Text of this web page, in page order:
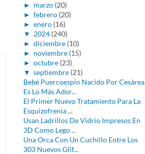
► marzo (20)
► febrero (20)
► enero (16)
▼ 2024 (240)
► diciembre (10)
► noviembre (15)
► octubre (23)
▼ septiembre (21)
Bebé Puercoespín Nacido Por Cesárea
Es Lo Más Ador...
El Primer Nuevo Tratamiento Para La
Esquizofrenia ...
Usan Ladrillos De Vidrio Impresos En
3D Como Lego ...
Una Orca Con Un Cuchillo Entre Los
303 Nuevos Glif...